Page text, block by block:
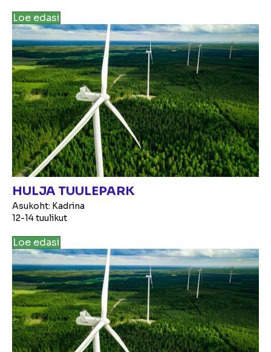
Loe edasi
HULJA TUULEPARK
Asukoht: Kadrina
12-14 tuulikut
Loe edasi